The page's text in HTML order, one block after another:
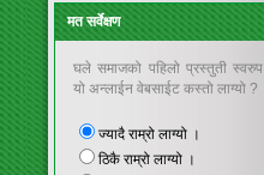
मत सर्वेक्षण
घले समाजको पहिलो प्रस्तुती स्वरुप
यो अन्लाईन वेबसाईट कस्तो लाग्यो ?
ज्यादै राम्रो लाग्यो ।
ठिकै राम्रो लाग्यो ।